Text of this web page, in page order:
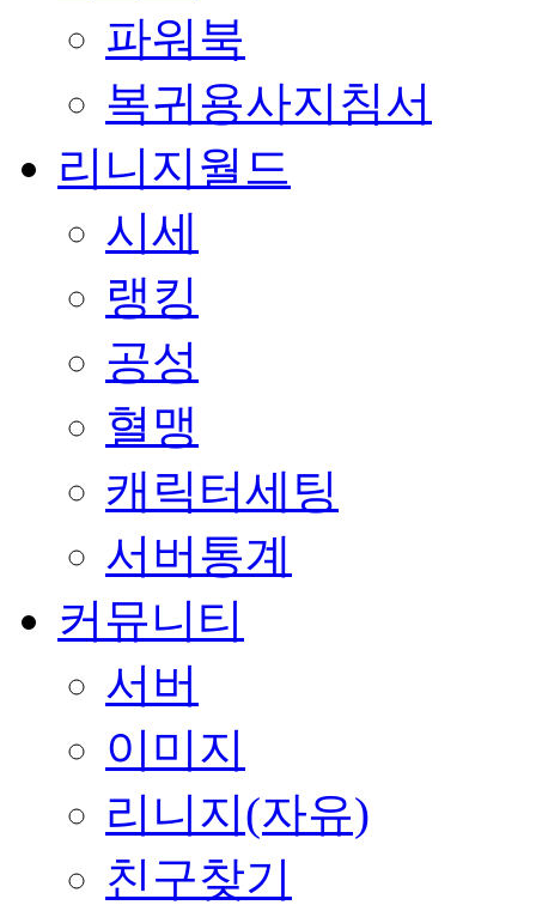
파워북
복귀용사지침서
리니지월드
시세
랭킹
공성
혈맹
캐릭터세팅
서버통계
커뮤니티
서버
이미지
리니지(자유)
친구찾기